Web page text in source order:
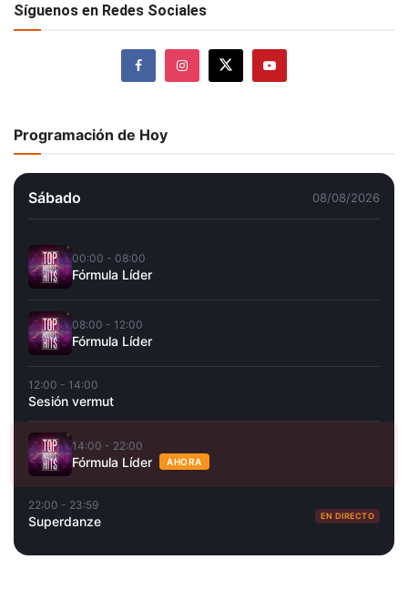
Síguenos en Redes Sociales
Programación de Hoy
Sábado 08/08/2026
00:00 - 08:00
Fórmula Líder
08:00 - 12:00
Fórmula Líder
12:00 - 14:00
Sesión vermut
14:00 - 22:00
Fórmula Líder AHORA
22:00 - 23:59
Superdanze EN DIRECTO